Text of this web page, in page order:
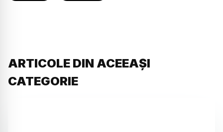
ARTICOLE DIN ACEEAȘI
CATEGORIE